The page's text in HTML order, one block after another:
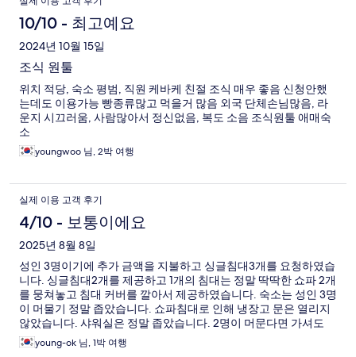
용
후
기
10/10 - 최고예요
2024년 10월 15일
조식 원툴
위치 적당, 숙소 평범, 직원 케바케 친절 조식 매우 좋음 신청안했
는데도 이용가능 빵종류많고 먹을거 많음 외국 단체손님많음, 라
운지 시끄러움, 사람많아서 정신없음, 복도 소음 조식원툴 애매숙
소
youngwoo 님, 2박 여행
실제 이용 고객 후기
4/10 - 보통이에요
2025년 8월 8일
성인 3명이기에 추가 금액을 지불하고 싱글침대3개를 요청하였습
니다. 싱글침대2개를 제공하고 1개의 침대는 정말 딱딱한 쇼파 2개
를 뭉쳐놓고 침대 커버를 깔아서 제공하였습니다. 숙소는 성인 3명
이 머물기 정말 좁았습니다. 쇼파침대로 인해 냉장고 문은 열리지
않았습니다. 샤워실은 정말 좁았습니다. 2명이 머문다면 가셔도
좋겠지만, 성인 3명은 정말 추천하지 않습니다. 허리가 너무 아파
서 나중에는 싱글침대2개에서 성인 3명이 잠을 잤습니다. 또한 방
young-ok 님, 1박 여행